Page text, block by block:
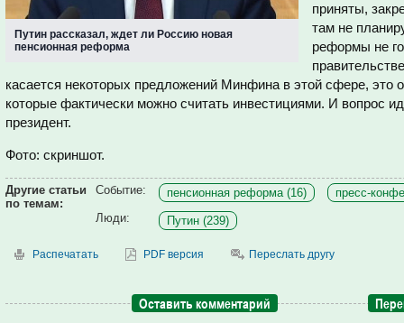
Путин рассказал, ждет ли Россию новая
пенсионная реформа
приняты,
там не
реформы не
касается некоторых предложений Минфина в этой сфере, это
которые фактически можно считать инвестициями. И вопрос
президент.
Фото: скриншот.
Другие статьи
по темам:
Событие: пенсионная реформа (16)
пресс-
Люди:
Путин (239)
Распечатать PDF версия Переслать другу
Оставить комментарий